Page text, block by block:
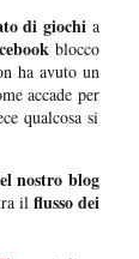
di giochi a
blocco
ha avuto un
accade per
qualcosa si
nostro blog
il flusso dei